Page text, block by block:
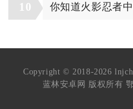
10 你知道火影忍者
Copyright © 2018-2026
蓝林安卓网 版权所有